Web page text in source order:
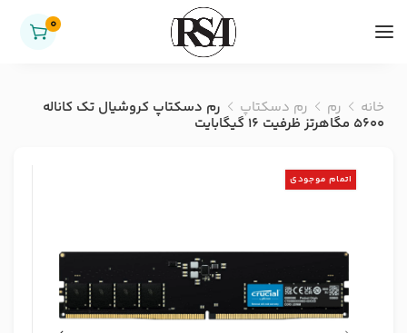
0
خانه رم رم دسکتاپ رم دسکتاپ کروشیال تک کاناله
5600 مگاهرتز ظرفیت 16 گیگابایت
اتمام موجودی